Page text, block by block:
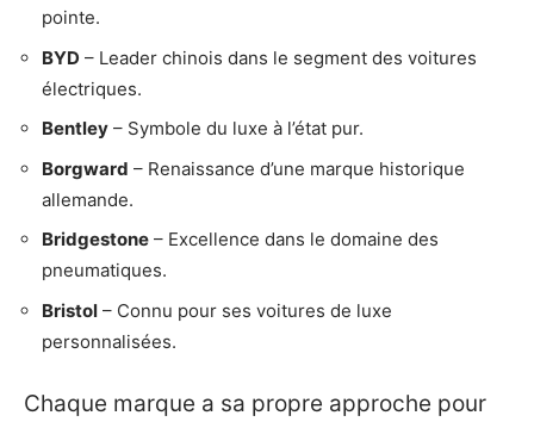
pointe.
BYD – Leader chinois dans le segment des voitures
électriques.
Bentley – Symbole du luxe à l’état pur.
Borgward – Renaissance d’une marque historique
allemande.
Bridgestone – Excellence dans le domaine des
pneumatiques.
Bristol – Connu pour ses voitures de luxe
personnalisées.
Chaque marque a sa propre approche pour